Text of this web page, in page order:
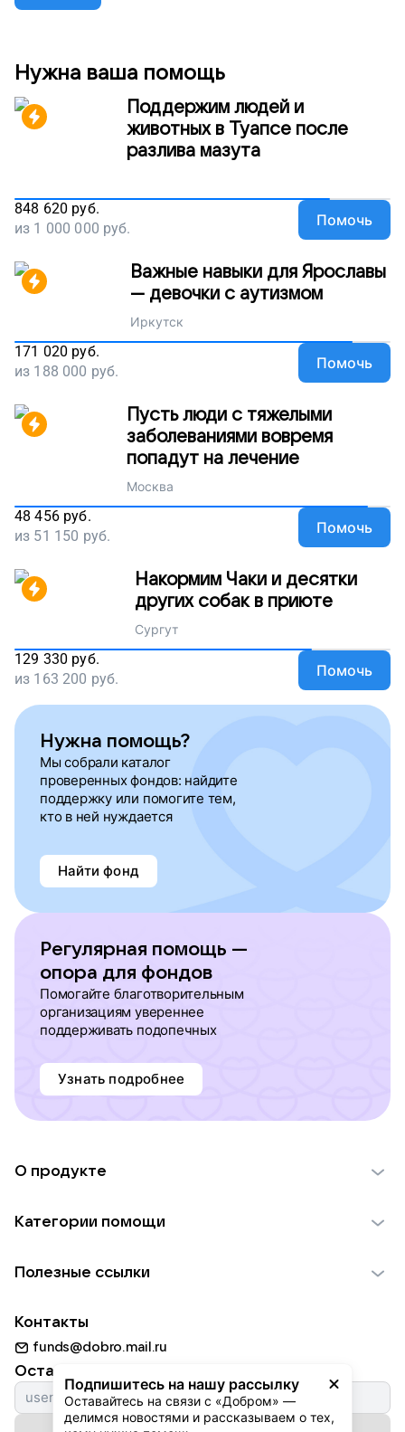
Нужна ваша помощь
Поддержим людей и
животных в Туапсе после
разлива мазута
848 620 руб.
из 1 000 000 руб. Помочь
Важные навыки для Ярославы
— девочки с аутизмом
Иркутск
171 020 руб.
из 188 000 руб. Помочь
Пусть люди с тяжелыми
заболеваниями вовремя
попадут на лечение
Москва
48 456 руб.
из 51 150 руб. Помочь
Накормим Чаки и десятки
других собак в приюте
Сургут
129 330 руб.
из 163 200 руб. Помочь
Нужна помощь?
Мы собрали каталог
проверенных фондов: найдите
поддержку или помогите тем,
кто в ней нуждается
Найти фонд
Регулярная помощь —
опора для фондов
Помогайте благотворительным
организациям увереннее
поддерживать подопечных
Узнать подробнее
Подпишитесь на нашу рассылку
Оставайтесь на связи с «Добром» —
делимся новостями и рассказываем о тех,
О продукте
Использование материалов
Для НКО
Партнерам
Категории помощи
Пожилым
Животным
Природе
Культуре
Полезные ссылки
Добрый день
Истории
Автоплатежи
Контакты
funds@dobro.mail.ru
Оставайтесь с нами